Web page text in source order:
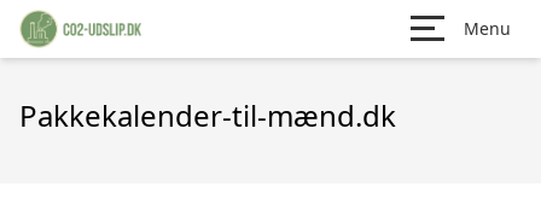
Menu
Pakkekalender-til-mænd.dk